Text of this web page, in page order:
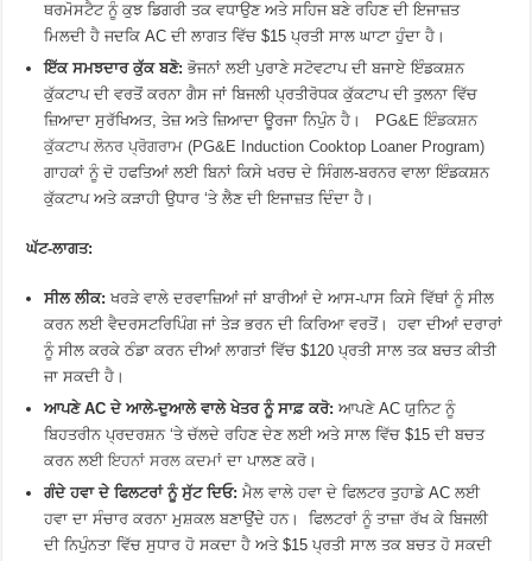
ਥਰਮੋਸਟੈਟ ਨੂੰ ਕੁਝ ਡਿਗਰੀ ਤਕ ਵਧਾਉਣ ਅਤੇ ਸਹਿਜ ਬਣੇ ਰਹਿਣ ਦੀ ਇਜਾਜ਼ਤ
ਮਿਲਦੀ ਹੈ ਜਦਕਿ AC ਦੀ ਲਾਗਤ ਵਿੱਚ $15 ਪ੍ਰਤੀ ਸਾਲ ਘਾਟਾ ਹੁੰਦਾ ਹੈ।
ਇੱਕ ਸਮਝਦਾਰ ਕੁੱਕ ਬਣੋ: ਭੋਜਨਾਂ ਲਈ ਪੁਰਾਣੇ ਸਟੋਵਟਾਪ ਦੀ ਬਜਾਏ ਇੰਡਕਸ਼ਨ
ਕੁੱਕਟਾਪ ਦੀ ਵਰਤੋਂ ਕਰਨਾ ਗੈਸ ਜਾਂ ਬਿਜਲੀ ਪ੍ਰਤੀਰੋਧਕ ਕੁੱਕਟਾਪ ਦੀ ਤੁਲਨਾ ਵਿੱਚ
ਜ਼ਿਆਦਾ ਸੁਰੱਖਿਅਤ, ਤੇਜ਼ ਅਤੇ ਜ਼ਿਆਦਾ ਊਰਜਾ ਨਿਪੁੰਨ ਹੈ।
PG&E ਇੰਡਕਸ਼ਨ
ਕੁੱਕਟਾਪ ਲੋਨਰ ਪ੍ਰੋਗਰਾਮ (PG&E Induction Cooktop Loaner Program)
ਗਾਹਕਾਂ ਨੂੰ ਦੋ ਹਫਤਿਆਂ ਲਈ ਬਿਨਾਂ ਕਿਸੇ ਖਰਚ ਦੇ ਸਿੰਗਲ-ਬਰਨਰ ਵਾਲਾ ਇੰਡਕਸ਼ਨ
ਕੁੱਕਟਾਪ ਅਤੇ ਕੜਾਹੀ ਉਧਾਰ ‘ਤੇ ਲੈਣ ਦੀ ਇਜਾਜ਼ਤ ਦਿੰਦਾ ਹੈ।
ਘੱਟ-ਲਾਗਤ:
ਸੀਲ ਲੀਕ: ਖਰੜੇ ਵਾਲੇ ਦਰਵਾਜ਼ਿਆਂ ਜਾਂ ਬਾਰੀਆਂ ਦੇ ਆਸ-ਪਾਸ ਕਿਸੇ ਵਿੱਥਾਂ ਨੂੰ ਸੀਲ
ਕਰਨ ਲਈ ਵੈਦਰਸਟਰਿਪਿੰਗ ਜਾਂ ਤੇੜ ਭਰਨ ਦੀ ਕਿਰਿਆ ਵਰਤੋਂ। ਹਵਾ ਦੀਆਂ ਦਰਾਰਾਂ
ਨੂੰ ਸੀਲ ਕਰਕੇ ਠੰਡਾ ਕਰਨ ਦੀਆਂ ਲਾਗਤਾਂ ਵਿੱਚ $120 ਪ੍ਰਤੀ ਸਾਲ ਤਕ ਬਚਤ ਕੀਤੀ
ਜਾ ਸਕਦੀ ਹੈ।
ਆਪਣੇ AC ਦੇ ਆਲੇ-ਦੁਆਲੇ ਵਾਲੇ ਖੇਤਰ ਨੂੰ ਸਾਫ਼ ਕਰੋ: ਆਪਣੇ AC ਯੁਨਿਟ ਨੂੰ
ਬਿਹਤਰੀਨ ਪ੍ਰਦਰਸ਼ਨ ‘ਤੇ ਚੱਲਦੇ ਰਹਿਣ ਦੇਣ ਲਈ ਅਤੇ ਸਾਲ ਵਿੱਚ $15 ਦੀ ਬਚਤ
ਕਰਨ ਲਈਇਹਨਾਂ ਸਰਲ ਕਦਮਾਂ ਦਾ ਪਾਲਣ ਕਰੋ।
ਗੰਦੇ ਹਵਾ ਦੇ ਫਿਲਟਰਾਂ ਨੂੰ ਸੁੱਟ ਦਿਓ: ਮੈਲ ਵਾਲੇ ਹਵਾ ਦੇ ਫਿਲਟਰ ਤੁਹਾਡੇ AC ਲਈ
ਹਵਾ ਦਾ ਸੰਚਾਰ ਕਰਨਾ ਮੁਸ਼ਕਲ ਬਣਾਉਂਦੇ ਹਨ। ਫਿਲਟਰਾਂ ਨੂੰ ਤਾਜ਼ਾ ਰੱਖ ਕੇ ਬਿਜਲੀ
ਦੀ ਨਿਪੁੰਨਤਾ ਵਿੱਚ ਸੁਧਾਰ ਹੋ ਸਕਦਾ ਹੈ ਅਤੇ $15 ਪ੍ਰਤੀ ਸਾਲ ਤਕ ਬਚਤ ਹੋ ਸਕਦੀ